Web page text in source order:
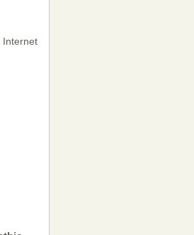
Internet